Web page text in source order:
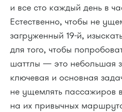
и все сто каждый день в
Естественно, чтобы не
загруженный 19-й,
для того, чтобы
шаттлы — это небольшая
ключевая и основная
не ущемлять пассажиров
на их привычных